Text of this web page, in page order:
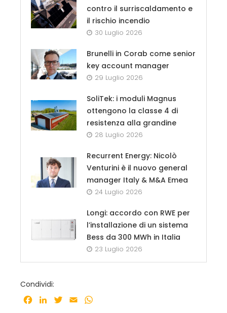
contro il surriscaldamento e
il rischio incendio
30 Luglio 2026
Brunelli in Corab come senior
key account manager
29 Luglio 2026
SoliTek: i moduli Magnus
ottengono la classe 4 di
resistenza alla grandine
28 Luglio 2026
Recurrent Energy: Nicolò
Venturini è il nuovo general
manager Italy & M&A Emea
24 Luglio 2026
Longi: accordo con RWE per
l’installazione di un sistema
Bess da 300 MWh in Italia
23 Luglio 2026
Condividi:
Facebook
LinkedInTwitter
Email